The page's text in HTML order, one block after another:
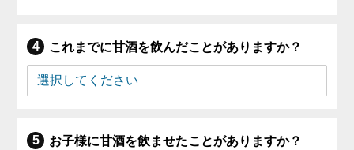
これまでに甘酒を飲んだことがありますか？
お子様に甘酒を飲ませたことがありますか？